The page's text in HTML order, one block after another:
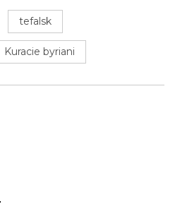
tefalsk
Kuracie byriani